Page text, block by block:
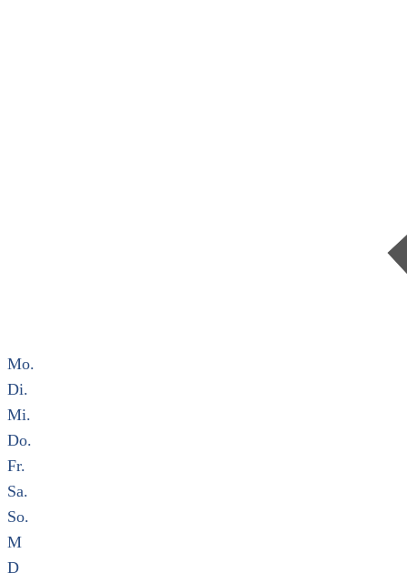
Mo.
Di.
Mi.
Do.
Fr.
Sa.
So.
M
D